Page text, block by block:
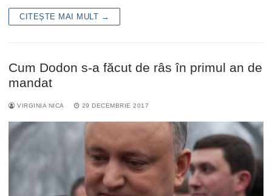
CITEȘTE MAI MULT →
Cum Dodon s-a făcut de râs în primul an de
mandat
VIRGINIA NICA 29 DECEMBRIE 2017